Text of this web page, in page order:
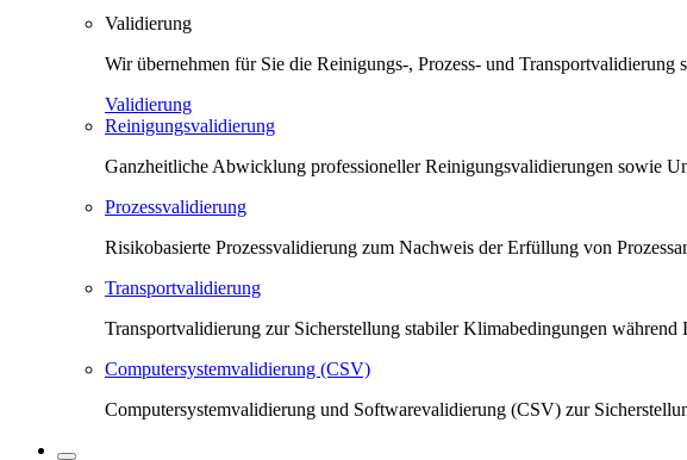
Validierung
Wir übernehmen für Sie die Reinigungs-, Prozess- und
Validierung
Reinigungsvalidierung
Ganzheitliche Abwicklung professioneller Reinigungsvalidierungen sowie
Prozessvalidierung
Risikobasierte Prozessvalidierung zum Nachweis der Erfüllung von
Transportvalidierung
Transportvalidierung zur Sicherstellung stabiler Klimabedingungen
Computersystemvalidierung (CSV)
Computersystemvalidierung und Softwarevalidierung (CSV) zur